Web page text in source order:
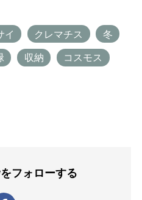
イ クレマチス 冬
収納 コスモス
フォローする